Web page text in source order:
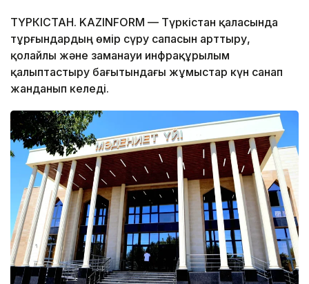
ТҮРКІСТАН. KAZINFORM — Түркістан қаласында
тұрғындардың өмір сүру сапасын арттыру,
қолайлы және заманауи инфрақұрылым
қалыптастыру бағытындағы жұмыстар күн санап
жанданып келеді.